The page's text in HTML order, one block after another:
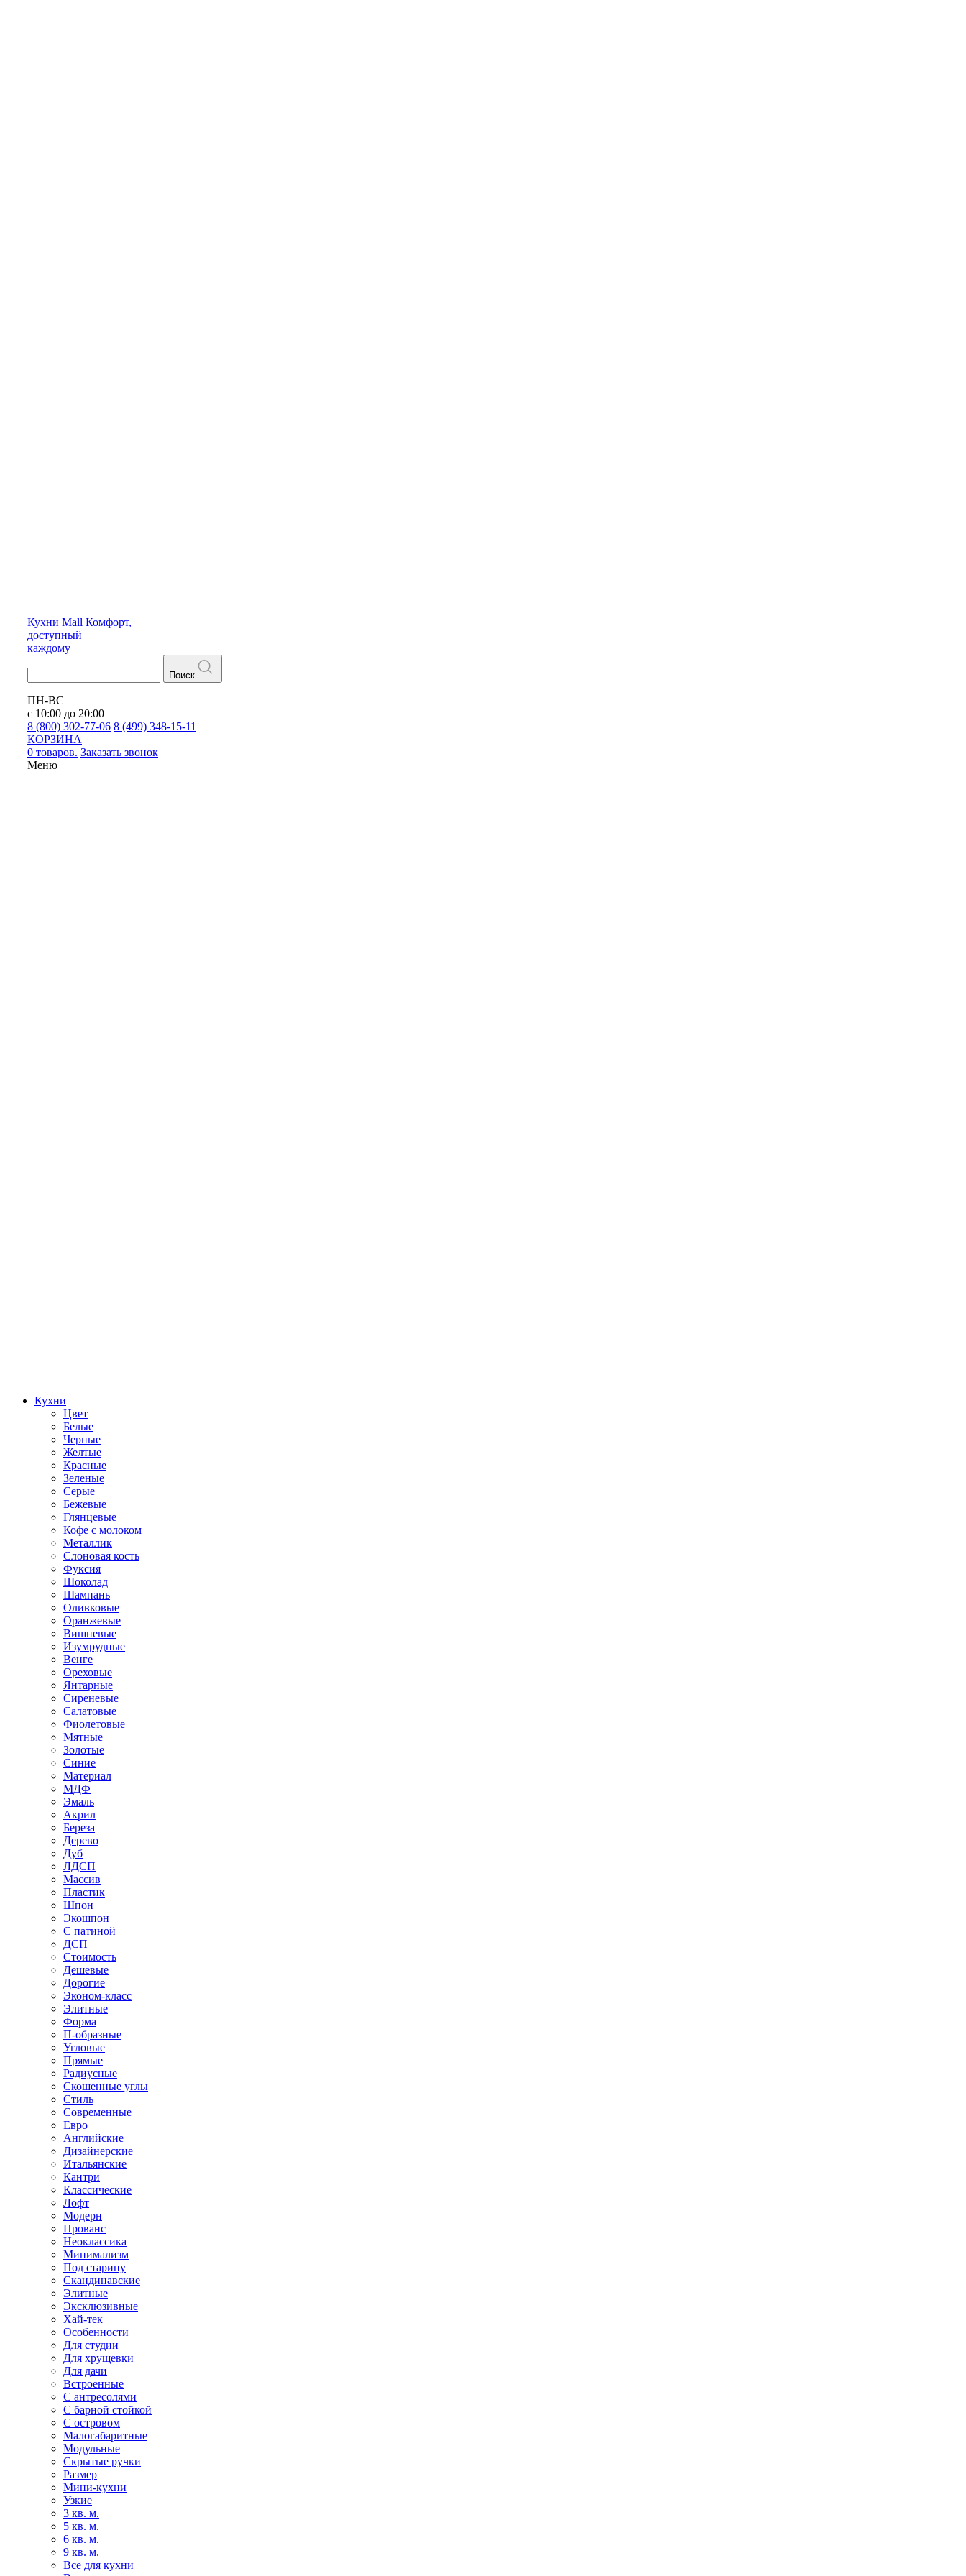
Кухни Mall Комфорт,
доступный
каждому
Поиск
ПН-ВС
с 10:00 до 20:00
8 (800) 302-77-06 8 (499) 348-15-11
КОРЗИНА
0 товаров. Заказать звонок
Меню
Кухни
Цвет
Белые
Черные
Желтые
Красные
Зеленые
Серые
Бежевые
Глянцевые
Кофе с молоком
Металлик
Слоновая кость
Фуксия
Шоколад
Шампань
Оливковые
Оранжевые
Вишневые
Изумрудные
Венге
Ореховые
Янтарные
Сиреневые
Салатовые
Фиолетовые
Мятные
Золотые
Синие
Материал
МДФ
Эмаль
Акрил
Береза
Дерево
Дуб
ЛДСП
Массив
Пластик
Шпон
Экошпон
С патиной
ДСП
Стоимость
Дешевые
Дорогие
Эконом-класс
Элитные
Форма
П-образные
Угловые
Прямые
Радиусные
Скошенные углы
Стиль
Современные
Евро
Английские
Дизайнерские
Итальянские
Кантри
Классические
Лофт
Модерн
Прованс
Неоклассика
Минимализм
Под старину
Скандинавские
Элитные
Эксклюзивные
Хай-тек
Особенности
Для студии
Для хрущевки
Для дачи
Встроенные
С антресолями
С барной стойкой
С островом
Малогабаритные
Модульные
Скрытые ручки
Размер
Мини-кухни
Узкие
3 кв. м.
5 кв. м.
6 кв. м.
9 кв. м.
Все для кухни